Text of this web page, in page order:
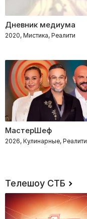
Дневник медиума
2020, Мистика, Реалити
МастерШеф
2026, Кулинарные, Реалити
Телешоу СТБ